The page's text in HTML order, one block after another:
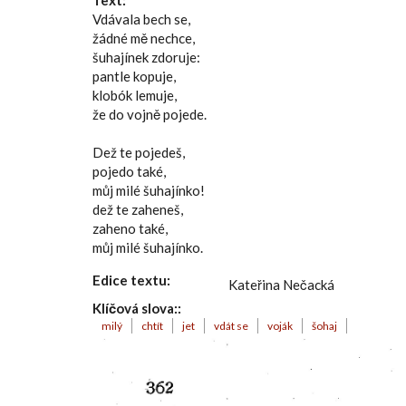
Vdávala bech se,
žádné mě nechce,
šuhajínek zdoruje:
pantle kopuje,
klobók lemuje,
že do vojně pojede.
Dež te pojedeš,
pojedo také,
můj milé šuhajínko!
dež te zaheneš,
zaheno také,
můj milé šuhajínko.
Edice textu:
Kateřina Nečacká
Klíčová slova::
milý chtít jet vdát se voják šohaj